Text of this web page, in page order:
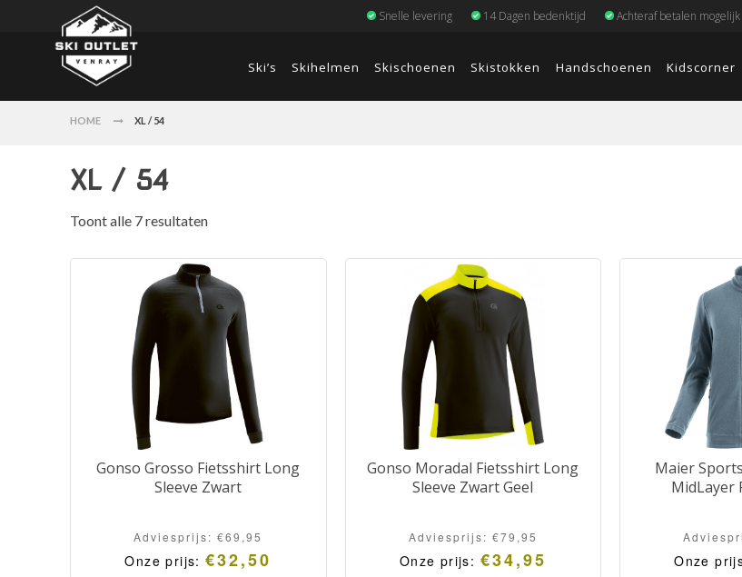
Snelle levering 14 Dagen bedenktijd Achteraf betalen mogelijk
Ski’s Skihelmen Skischoenen Skistokken Handschoenen Kidscorner
HOME XL / 54
XL / 54
Toont alle 7 resultaten
Gonso Grosso Fietsshirt Long
Sleeve Zwart
Adviesprijs:€69,95
Onze prijs:€32,50
Gonso Moradal Fietsshirt Long
Sleeve Zwart Geel
Adviesprijs: €79,95
Onze prijs: €34,95
Maier
MidLayer
Onze